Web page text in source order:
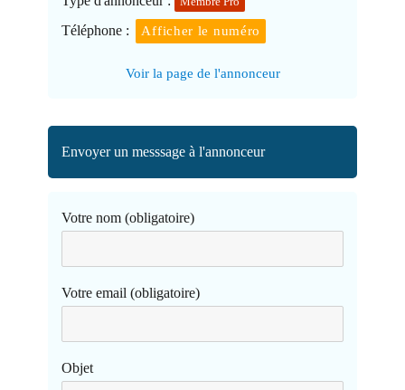
Téléphone : Afficher le numéro
Voir la page de l'annonceur
Envoyer un messsage à l'annonceur
Votre nom (obligatoire)
Votre email (obligatoire)
Objet